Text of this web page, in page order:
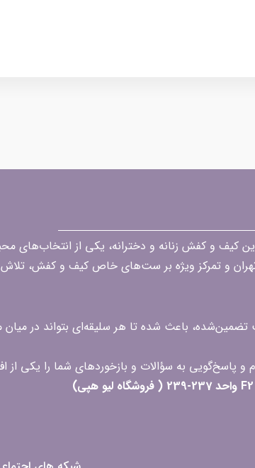
حضوری و آنلاین کیف و کفش زنانه و دخترانه، یکی از
و تمرکز ویژه بر ست‌های خاص کیف و کفش، تلاش
باعث شده تا هر سلیقه‌ای بتواند در